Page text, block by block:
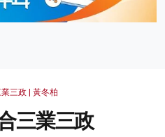
三政 | 黃冬柏
三業三政